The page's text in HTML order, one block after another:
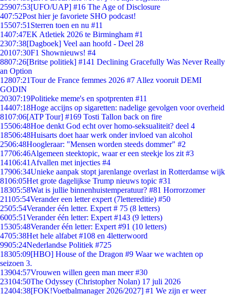
25907:53[UFO/UAP] #16 The Age of Disclosure
407:52Post hier je favoriete SHO podcast!
15507:51 Sterren toen en nu #11
1407:47EK Atletiek 2026 te Birmingham #1
2307:38[Dagboek] Veel aan hoofd - Deel 28
20107:30F1 Shownieuws! #4
8807:26[Britse politiek] #141 Declining Gracefully Was Never Really
an Option
12807:21Tour de France femmes 2026 #7 Allez vooruit DEMI
GODIN
20307:19Politieke meme's en spotprenten #11
14407:18Hoge accijns op sigaretten: nadelige gevolgen voor overheid
8107:06[ATP Tour] #169 Tosti Tallon back on fire
15506:48Hoe denkt God echt over homo-seksualiteit? deel 4
18506:48Huisarts doet haar werk onder invloed van alcohol
2506:48Hoogleraar: "Mensen worden steeds dommer" #2
17706:46Algemeen steektopic, waar er een steekje los zit #3
14106:41 Afvallen met injecties #4
17906:34Unieke aanpak stopt jarenlange overlast in Rotterdamse wijk
8106:05Het grote dagelijkse Trump nieuws topic #31
18305:58Wat is jullie binnenhuistemperatuur? #81 Horrorzomer
21105:54Verander een letter expert (7lettereditie) #50
2505:54Verander één letter. Expert # 75 (8 letters)
6005:51Verander één letter: Expert #143 (9 letters)
15305:48Verander één letter: Expert #91 (10 letters)
4705:38Het hele alfabet #108 en 4letterwoord
9905:24Nederlandse Politiek #725
18305:09[HBO] House of the Dragon #9 Waar we wachten op
seizoen 3.
13904:57Vrouwen willen geen man meer #30
23104:50The Odyssey (Christopher Nolan) 17 juli 2026
12404:38[FOK!Voetbalmanager 2026/2027] #1 We zijn er weer